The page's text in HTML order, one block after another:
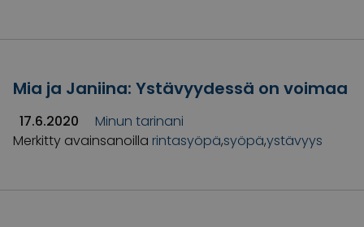
Mia ja Janiina: Ystävyydessä on voimaa
17.6.2020
Minun tarinani
Merkitty avainsanoilla rintasyöpä,syöpä,ystävyys